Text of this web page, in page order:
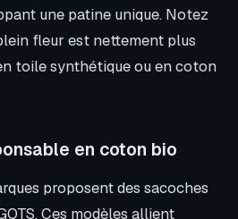
une patine unique. Notez
fleur est nettement plus
toile synthétique ou en coton
en coton bio
proposent des sacoches
Ces modèles allient